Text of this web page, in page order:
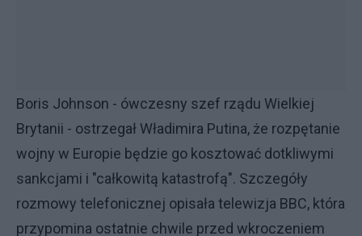
Boris Johnson - ówczesny szef rządu Wielkiej
Brytanii - ostrzegał Władimira Putina, że rozpętanie
wojny w Europie będzie go kosztować dotkliwymi
sankcjami i "całkowitą katastrofą". Szczegóły
rozmowy telefonicznej opisała telewizja BBC, która
przypomina ostatnie chwile przed wkroczeniem